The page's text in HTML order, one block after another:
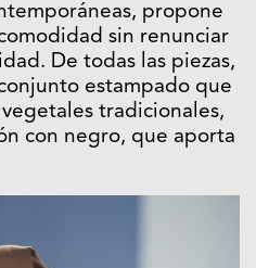
propone
sin renunciar
De todas las piezas,
estampado que
tradicionales,
con negro, que aporta